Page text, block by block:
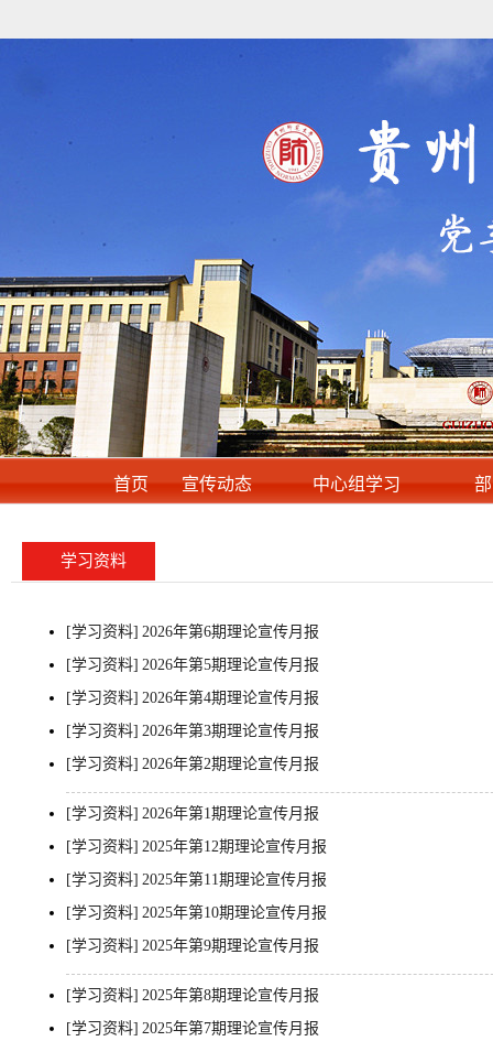
首页 宣传动态 中心组学习
学习资料
[学习资料] 2026年第6期理论宣传月报
[学习资料] 2026年第5期理论宣传月报
[学习资料] 2026年第4期理论宣传月报
[学习资料] 2026年第3期理论宣传月报
[学习资料] 2026年第2期理论宣传月报
[学习资料] 2026年第1期理论宣传月报
[学习资料] 2025年第12期理论宣传月报
[学习资料] 2025年第11期理论宣传月报
[学习资料] 2025年第10期理论宣传月报
[学习资料] 2025年第9期理论宣传月报
[学习资料] 2025年第8期理论宣传月报
[学习资料] 2025年第7期理论宣传月报